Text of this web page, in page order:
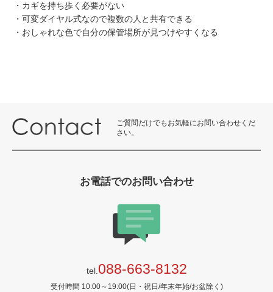
・カギを持ち歩く必要がない
・可変ダイヤル式なので複数の人と共有できる
・おしゃれな色で自分の保管場所が見つけやすくなる
ご質問だけでもお気軽にお問い合わせくだ
さい。
お電話でのお問い合わせ
tel.088-663-8132
受付時間 10:00～19:00(日・祝日/年末年始/お盆除く)